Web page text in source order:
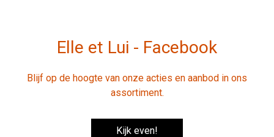
Elle et Lui - Facebook
Blijf op de hoogte van onze acties en aanbod in ons
assortiment.
Kijk even!